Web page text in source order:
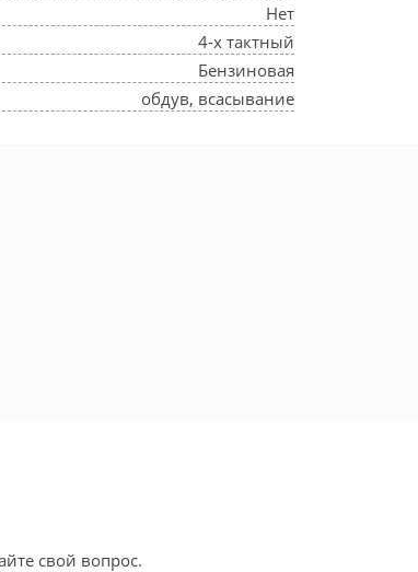
Нет
4-х тактный
Бензиновая
обдув, всасывание
свой вопрос.